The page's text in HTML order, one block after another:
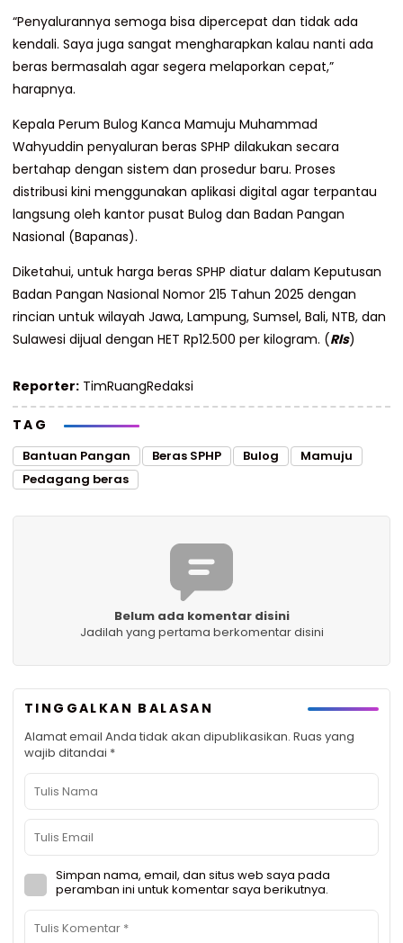
“Penyalurannya semoga bisa dipercepat dan tidak ada
kendali. Saya juga sangat mengharapkan kalau nanti ada
beras bermasalah agar segera melaporkan cepat,”
harapnya.
Kepala Perum Bulog Kanca Mamuju Muhammad
Wahyuddin penyaluran beras SPHP dilakukan secara
bertahap dengan sistem dan prosedur baru. Proses
distribusi kini menggunakan aplikasi digital agar terpantau
langsung oleh kantor pusat Bulog dan Badan Pangan
Nasional (Bapanas).
Diketahui, untuk harga beras SPHP diatur dalam Keputusan
Badan Pangan Nasional Nomor 215 Tahun 2025 dengan
rincian untuk wilayah Jawa, Lampung, Sumsel, Bali, NTB, dan
Sulawesi dijual dengan HET Rp12.500 per kilogram. (Rls)
Reporter: TimRuangRedaksi
TAG
Bantuan Pangan Beras SPHP Bulog
Mamuju
Pedagang beras
Belum ada komentar disini
Jadilah yang pertama berkomentar disini
TINGGALKAN BALASAN
Alamat email Anda tidak akan dipublikasikan. Ruas yang
wajib ditandai *
Simpan nama, email, dan situs web saya pada
peramban ini untuk komentar saya berikutnya.